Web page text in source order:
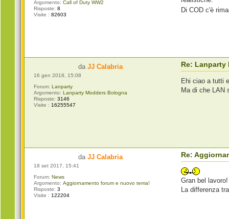
Argomento: Call of Duty WW2
Risposte: 8
Visite : 82603
Di COD c'è
daJJ Calabria
16 gen 2018, 15:08
Forum: Lanparty
Argomento: Lanparty Modders Bologna
Risposte: 3146
Visite : 16255547
Re: Lanparty
Ehi ciao a tutti
Ma di che LAN
daJJ Calabria
18 set 2017, 15:41
Forum: News
Argomento: Aggiornamento forum e nuovo tema!
Risposte: 3
Visite : 122204
Re:
Gran bel lavoro!
La differenza